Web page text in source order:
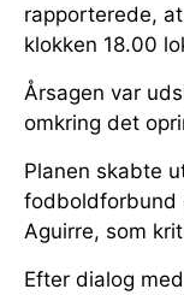
rapporterede,
klokken 18.00
Årsagen var
omkring det
Planen skabte
fodboldforbund
Aguirre, som
Efter dialog